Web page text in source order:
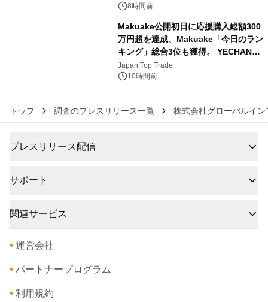
BEYOND POSSIBILITY ―』を上映！
8時間前
Makuake公開初日に応援購入総額300
万円超を達成、Makuake「今日のラン
キング」総合3位も獲得。 YECHAN音
浴シンギングボウル第2弾の大型サイ
ズ（XL・2XL・3XL）を先行販売中
Japan Top Trade
10時間前
トップ 調査のプレスリリース一覧 株式会社グローバルイ
プレスリリース配信
サポート
関連サービス
• 運営会社
• パートナープログラム
• 利用規約